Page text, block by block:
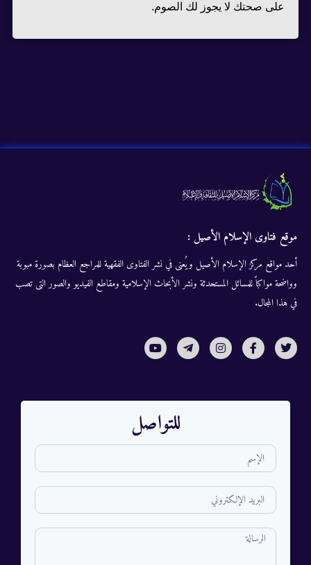
على صحتك لا يجوز لك الصوم.
موقع فتاوى الإسلام الأصيل :
أحد مواقع مركز الإسلام الأصيل ويُعنى في نشر الفتاوى الفقهية للمراجع العظام بصورة مبوبة
وواضحة مواكباً للمسائل المستحدثة ونشر الأبحاث الإسلامية ومقاطع الفيديو والصور التى تصب
في هذا المجال.
للتواصل